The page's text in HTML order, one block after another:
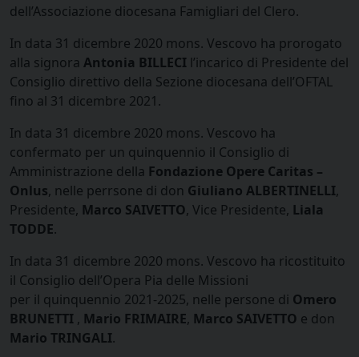
dell’Associazione diocesana Famigliari del Clero.
In data 31 dicembre 2020 mons. Vescovo ha prorogato
alla signora Antonia BILLECI l’incarico di Presidente del
Consiglio direttivo della Sezione diocesana dell’OFTAL
fino al 31 dicembre 2021.
In data 31 dicembre 2020 mons. Vescovo ha
confermato per un quinquennio il Consiglio di
Amministrazione della Fondazione Opere Caritas –
Onlus, nelle perrsone di don Giuliano ALBERTINELLI,
Presidente, Marco SAIVETTO, Vice Presidente, Liala
TODDE.
In data 31 dicembre 2020 mons. Vescovo ha ricostituito
il Consiglio dell’Opera Pia delle Missioni
per il quinquennio 2021-2025, nelle persone di Omero
BRUNETTI , Mario FRIMAIRE, Marco SAIVETTO e don
Mario TRINGALI.